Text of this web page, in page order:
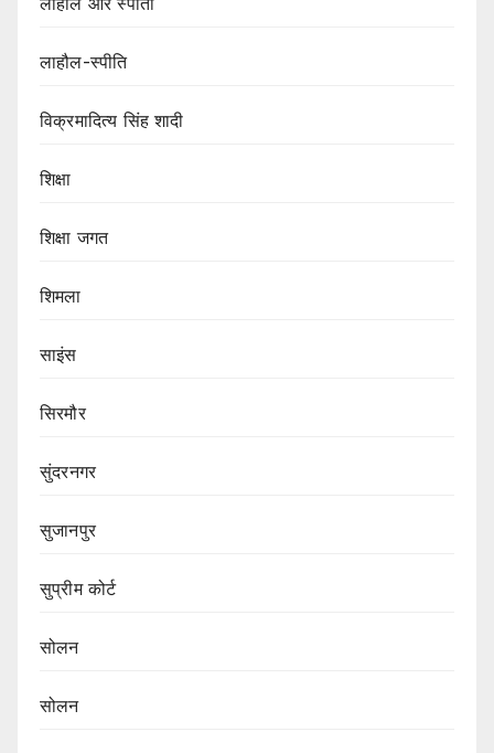
लाहौल-स्पीति
विक्रमादित्य सिंह शादी
शिक्षा
शिक्षा जगत
शिमला
साइंस
सिरमौर
सुंदरनगर
सुजानपुर
सुप्रीम कोर्ट
सोलन
सोलन